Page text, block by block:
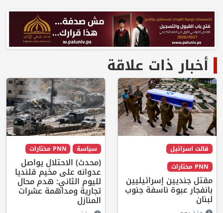
أخبار ذات علاقة
قالت اسرائيل
PNN مختارات
مقتل جنديين إسرائيليين
بانفجار عبوة ناسفة جنوب
لبنان
سياسة PNN مختارات
(محدث) الاحتلال يواصل
عدوانه على مخيم قلنديا
لليوم الثاني: هدم محال
تجارية ومداهمة عشرات
المنازل